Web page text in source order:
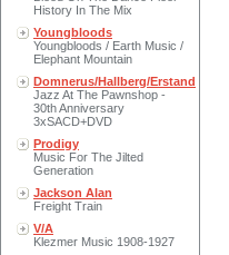
History In The Mix
Youngbloods
Youngbloods / Earth Music /
Elephant Mountain
Domnerus/Hallberg/Erstand
Jazz At The Pawnshop -
30th Anniversary
3xSACD+DVD
Prodigy
Music For The Jilted
Generation
Jackson Alan
Freight Train
V/A
Klezmer Music 1908-1927